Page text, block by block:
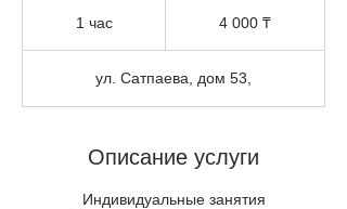
1 час 4 000 ₸
ул. Сатпаева, дом 53,
Описание услуги
Индивидуальные занятия